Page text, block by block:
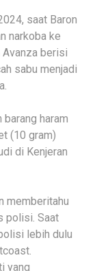
saat Baron
narkoba ke
Avanza berisi
sabu menjadi
haram
(10 gram)
di Kenjeran
memberitahu
polisi. Saat
lebih dulu
yang